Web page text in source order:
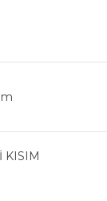
KISIM